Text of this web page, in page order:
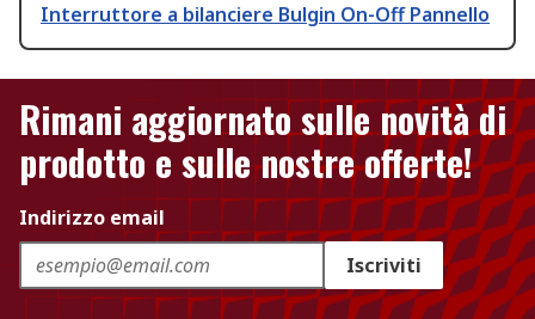
Interruttore a bilanciere Bulgin On-Off Pannello
Rimani aggiornato sulle novità di
prodotto e sulle nostre offerte!
Indirizzo email
Iscriviti